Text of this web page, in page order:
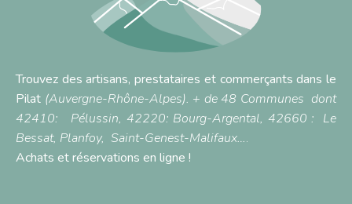
Trouvez des artisans, prestataires et commerçants dans le
Pilat (Auvergne-Rhône-Alpes). + de 48 Communes dont
42410: Pélussin, 42220: Bourg-Argental, 42660 : Le
Bessat, Planfoy, Saint-Genest-Malifaux….
Achats et réservations en ligne !